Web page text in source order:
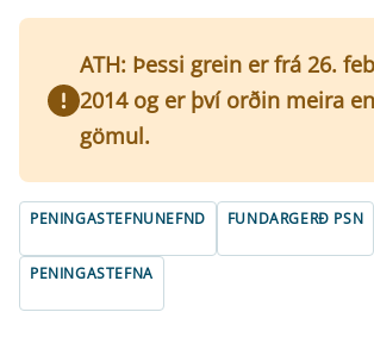
ATH: Þessi grein er frá 26.
2014 og er því orðin meira
gömul.
PENINGASTEFNUNEFND FUNDARGERÐ PSN
PENINGASTEFNA